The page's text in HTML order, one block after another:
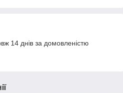
14 днів за домовленістю